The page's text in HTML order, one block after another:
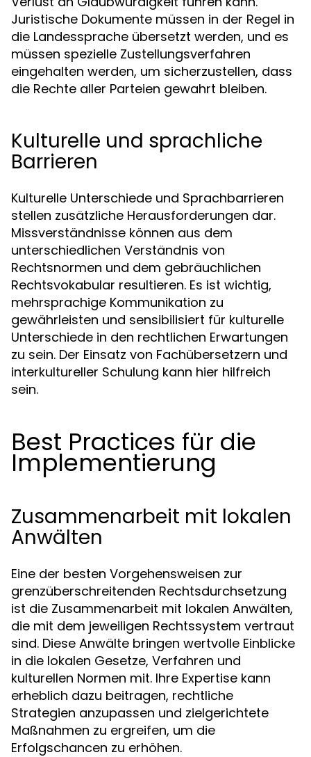
Juristische Dokumente müssen in der Regel in
die Landessprache übersetzt werden, und es
müssen spezielle Zustellungsverfahren
eingehalten werden, um sicherzustellen, dass
die Rechte aller Parteien gewahrt bleiben.
Kulturelle und sprachliche
Barrieren
Kulturelle Unterschiede und Sprachbarrieren
stellen zusätzliche Herausforderungen dar.
Missverständnisse können aus dem
unterschiedlichen Verständnis von
Rechtsnormen und dem gebräuchlichen
Rechtsvokabular resultieren. Es ist wichtig,
mehrsprachige Kommunikation zu
gewährleisten und sensibilisiert für kulturelle
Unterschiede in den rechtlichen Erwartungen
zu sein. Der Einsatz von Fachübersetzern und
interkultureller Schulung kann hier hilfreich
sein.
Best Practices für die
Implementierung
Zusammenarbeit mit lokalen
Anwälten
Eine der besten Vorgehensweisen zur
grenzüberschreitenden Rechtsdurchsetzung
ist die Zusammenarbeit mit lokalen Anwälten,
die mit dem jeweiligen Rechtssystem vertraut
sind. Diese Anwälte bringen wertvolle Einblicke
in die lokalen Gesetze, Verfahren und
kulturellen Normen mit. Ihre Expertise kann
erheblich dazu beitragen, rechtliche
Strategien anzupassen und zielgerichtete
Maßnahmen zu ergreifen, um die
Erfolgschancen zu erhöhen.